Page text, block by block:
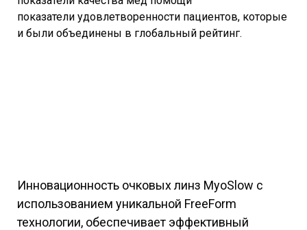
показатели удовлетворенности пациентов, которые
и были объединены в глобальный рейтинг.
Инновационность очковых линз MyoSlow с
использованием уникальной FreeForm
технологии, обеспечивает эффективный